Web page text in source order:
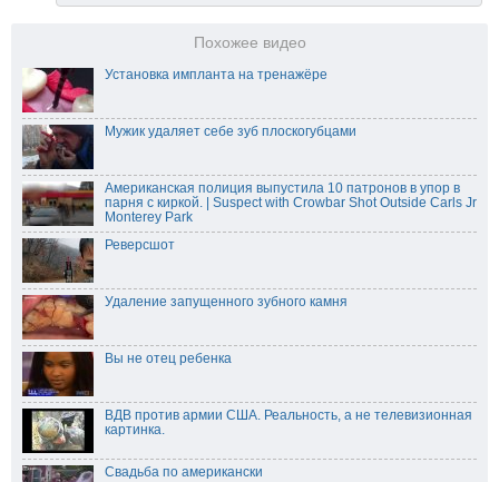
Похожее видео
Установка импланта на тренажёре
Мужик удаляет себе зуб плоскогубцами
Американская полиция выпустила 10 патронов в упор в
парня с киркой. | Suspect with Crowbar Shot Outside Carls Jr
Monterey Park
Реверсшот
Удаление запущенного зубного камня
Вы не отец ребенка
ВДВ против армии США. Реальность, а не телевизионная
картинка.
Свадьба по американски